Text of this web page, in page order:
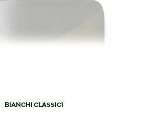
BIANCHI CLASSICI